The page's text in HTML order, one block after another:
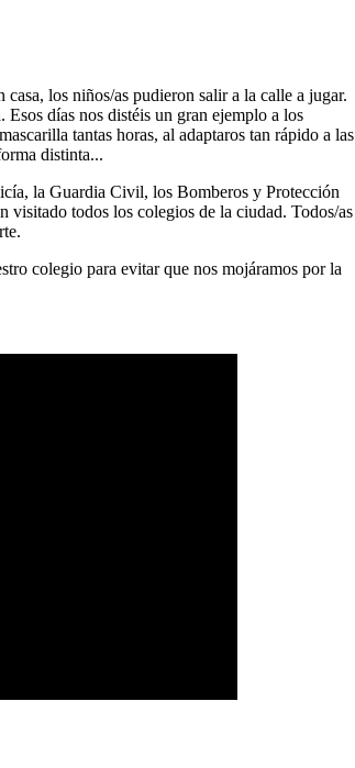
los niños/as pudieron salir a la calle a jugar.
días nos distéis un gran ejemplo a los
tantas horas, al adaptaros tan rápido a las
distinta...
la Guardia Civil, los Bomberos y Protección
todos los colegios de la ciudad. Todos/as
colegio para evitar que nos mojáramos por la